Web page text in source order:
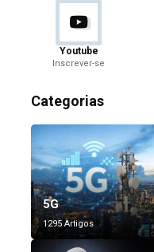
Youtube
Inscrever-se
Categorias
5G
1295 Artigos